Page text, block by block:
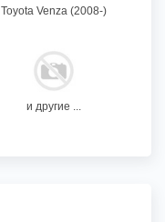
Toyota Venza (2008-)
и другие ...